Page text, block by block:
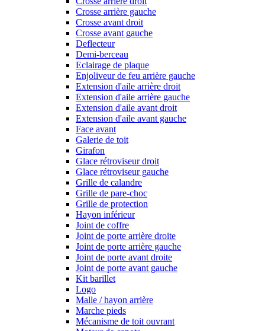
Crosse arrière gauche
Crosse avant droit
Crosse avant gauche
Deflecteur
Demi-berceau
Eclairage de plaque
Enjoliveur de feu arrière gauche
Extension d'aile arrière droit
Extension d'aile arrière gauche
Extension d'aile avant droit
Extension d'aile avant gauche
Face avant
Galerie de toit
Girafon
Glace rétroviseur droit
Glace rétroviseur gauche
Grille de calandre
Grille de pare-choc
Grille de protection
Hayon inférieur
Joint de coffre
Joint de porte arrière droite
Joint de porte arrière gauche
Joint de porte avant droite
Joint de porte avant gauche
Kit barillet
Logo
Malle / hayon arrière
Marche pieds
Mécanisme de toit ouvrant